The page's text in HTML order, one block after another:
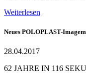
Weiterlesen
Neues POLOPLAST-
28.04.2017
62 JAHRE IN 116